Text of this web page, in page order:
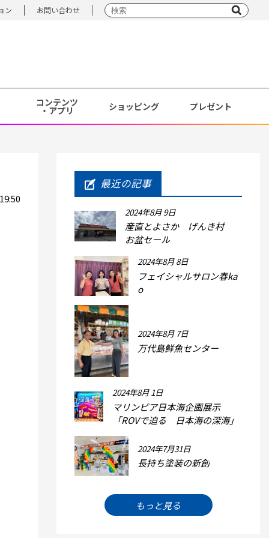
ン お問い合わせ
コンテンツ
・アプリ ショッピング プレゼント
最近の記事
2024年8月 9日
産直とよさか げんき村
お盆セール
2024年8月 8日
フェイシャルサロン春ka
o
2024年8月 7日
万代島鮮魚センター
2024年8月 1日
マリンピア日本海企画展示
「ROVで迫る 日本海の深海」
2024年7月31日
長持ち塗装の新創
もっと見る